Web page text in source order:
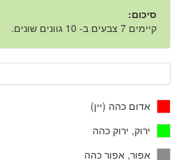
סיכום:
קיימים 7 צבעים ב- 10 גוונים שונים.
אדום כהה (יין)
ירוק, ירוק כהה
אפור, אפור כהה